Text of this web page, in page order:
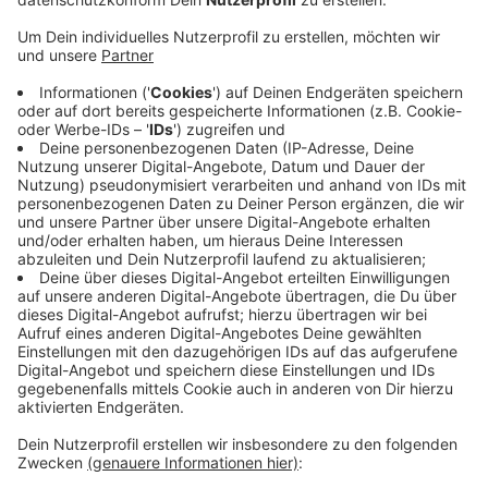
Man habe die Partnerfiliale auf der Heiligenhauser
müssen, sagte uns eine Sprecherin der Deutschen
Post auf Nachfrage. Näher wird auf den Grund nicht
eingegangen. Die Filiale am Berg werde auch nicht
wieder öffnen, so die Post. Man sei aber bereits auf
der Suche nach einem neuen Partner in der Nähe. Bis
der gefunden sei, werden die Post-Kunden gebeten,
die Filiale in der Friedrichstraße 83 zu nutzen. Die
Kunden waren mit dem Aus der Poststelle Am Berg
überrascht worden. Sie hatten sich unter anderem
über die schlechte Kommunikation beschwert, was mit
der Filiale sei.
Anzeige